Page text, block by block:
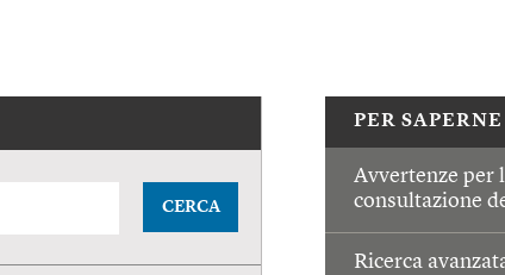
PER
Avvertenze per
consultazione
Ricerca
CERCA